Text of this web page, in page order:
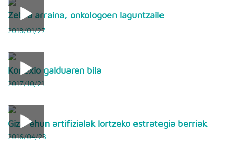
Zebra arraina, onkologoen laguntzaile
2018/01/27
Konexio galduaren bila
2017/10/21
Giza-ehun artifizialak lortzeko estrategia berriak
2016/04/23